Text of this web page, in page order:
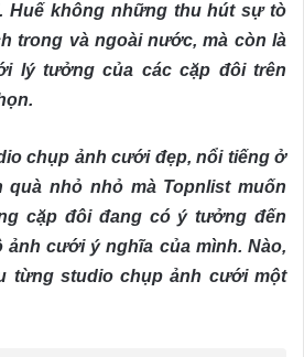
Huế không những thu hút sự tò
trong và ngoài nước, mà còn là
lý tưởng của các cặp đôi trên
chụp ảnh cưới đẹp, nổi tiếng ở
quà nhỏ nhỏ mà Topnlist muốn
cặp đôi đang có ý tưởng đến
ảnh cưới ý nghĩa của mình. Nào,
từng studio chụp ảnh cưới một